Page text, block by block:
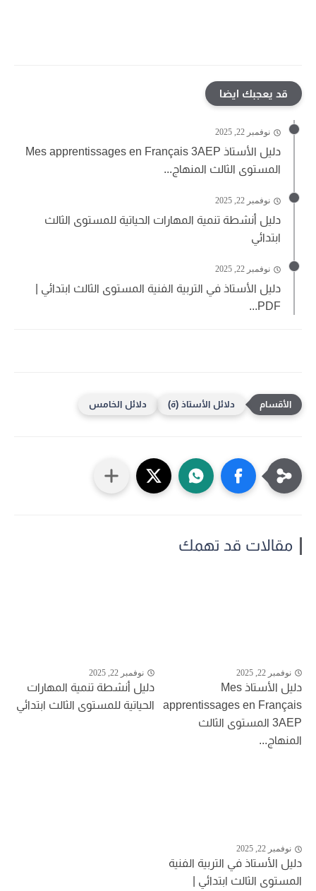
قد يعجبك ايضا
نوفمبر 22, 2025
دليل الأستاذ Mes apprentissages en Français 3AEP
المستوى الثالث المنهاج...
نوفمبر 22, 2025
دليل أنشطة تنمية المهارات الحياتية للمستوى الثالث
ابتدائي
نوفمبر 22, 2025
دليل الأستاذ في التربية الفنية المستوى الثالث ابتدائي |
PDF...
دلائل الأستاذ (ة) دلائل الخامس
مقالات قد تهمك
نوفمبر 22, 2025
دليل الأستاذ Mes
apprentissages en Français
3AEP المستوى الثالث
المنهاج...
نوفمبر 22, 2025
دليل أنشطة تنمية المهارات
الحياتية للمستوى الثالث ابتدائي
نوفمبر 22, 2025
دليل الأستاذ في التربية الفنية
المستوى الثالث ابتدائي |